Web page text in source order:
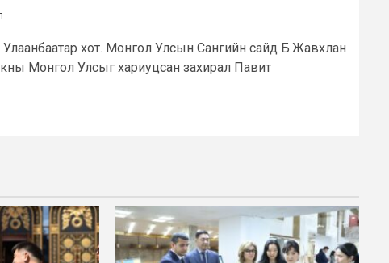
хот. Монгол Улсын Сангийн сайд Б.Жавхлан
Монгол Улсыг хариуцсан захирал Павит